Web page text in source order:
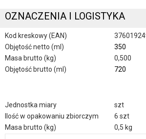
OZNACZENIA I LOGISTYKA
Kod kreskowy (EAN)
Objętość netto (ml)
350
Masa brutto (kg)
0,500
Objętość brutto (ml)
720
Jednostka miary
szt
Ilość w opakowaniu zbiorczym
6 szt
Masa brutto (kg)
0,5 kg